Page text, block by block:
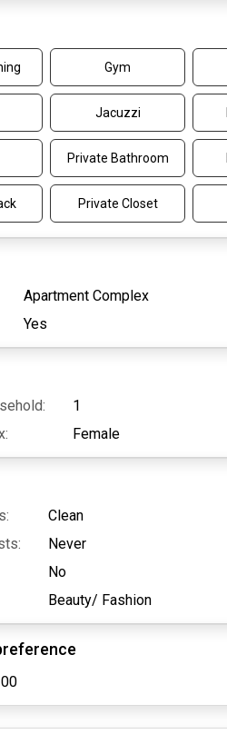
Gym
Jacuzzi
Private Bathroom
Private Closet
Apartment Complex
Yes
1
Female
Clean
Never
No
Beauty/ Fashion